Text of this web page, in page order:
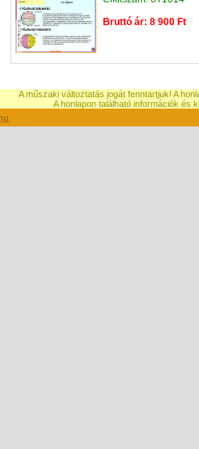
Bruttó ár: 8 900 Ft
A műszaki változtatás jogát fenntartjuk! A
A honlapon található információk és